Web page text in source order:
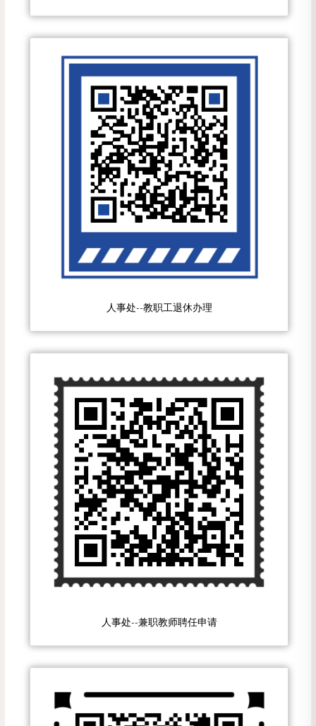
人事处--教职工退休办理
人事处--兼职教师聘任申请